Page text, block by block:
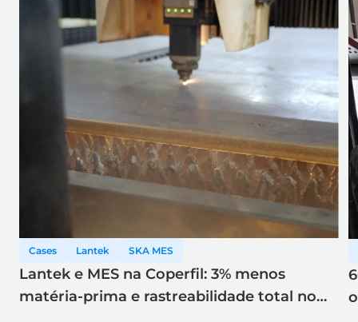
Cases Lantek SKA MES
Lantek e MES na Coperfil: 3% menos
matéria-prima e rastreabilidade total no